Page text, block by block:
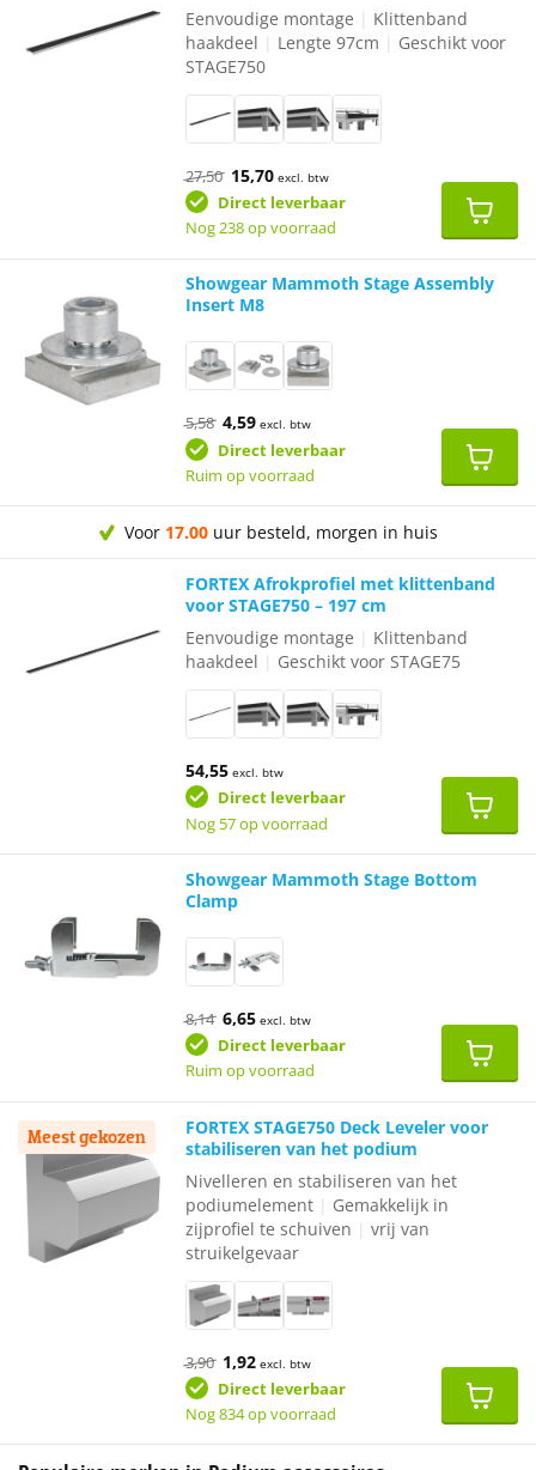
Eenvoudige montage
Klittenband
haakdeel
Lengte 97cm
Geschikt voor
STAGE750
27,50 Oorspronkelijke
prijs
was:
15,70Huidige
prijs
is:
excl. btw
Direct leverbaar
Nog 238 op voorraad
Showgear Mammoth Stage Assembly
Insert M8
5,58 Oorspronkelijke
prijs
was:
4,59Huidige
prijs
is:
excl. btw
Direct leverbaar
Ruim op voorraad
Voor 17.00uur besteld, morgen in huis
FORTEX Afrokprofiel met klittenband
voor STAGE750 – 197 cm
Eenvoudige montage
Klittenband
haakdeel
Geschikt voor STAGE75
54,55 excl. btw
Direct leverbaar
Nog 57 op voorraad
Showgear Mammoth Stage Bottom
Clamp
8,14 Oorspronkelijke
prijs
was:
6,65Huidige
prijs
is:
excl. btw
Direct leverbaar
Ruim op voorraad
Meest gekozen
FORTEX STAGE750 Deck Leveler voor
stabiliseren van het podium
Nivelleren en stabiliseren van het
podiumelement
Gemakkelijk in
zijprofiel te schuiven |vrij van
struikelgevaar
3,90 Oorspronkelijke
prijs
was:
1,92Huidige
prijs
is:
excl. btw
Direct leverbaar
Nog 834 op voorraad